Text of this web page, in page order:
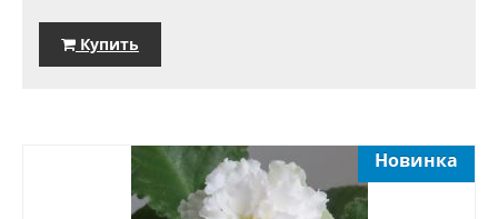
Купить
Новинка